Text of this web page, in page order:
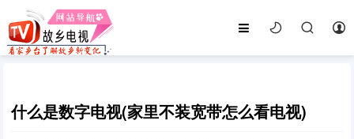
什么是数字电视(家里不装宽带怎么看电视)